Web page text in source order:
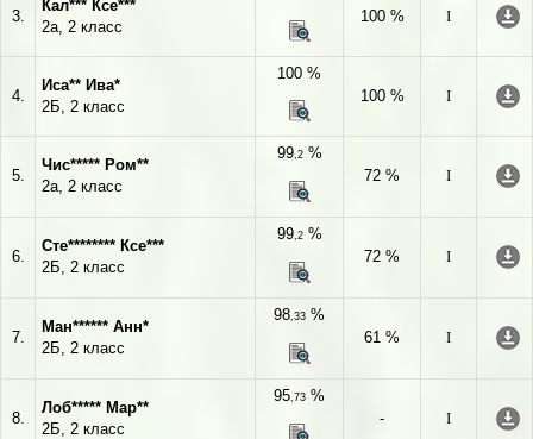
3.
Кал*** Ксе***
2а, 2 класс
100 %
I
4.
Иса** Ива*
2Б, 2 класс
100 %
100 %
I
5.
Чис***** Ром**
2а, 2 класс
99,2%
72 %
I
6.
Сте******** Ксе***
2Б, 2 класс
99,2%
72 %
I
7.
Ман****** Анн*
2Б, 2 класс
98,33 %
61 %
I
8.
Лоб***** Мар**
2Б, 2 класс
95,73 %
-
I